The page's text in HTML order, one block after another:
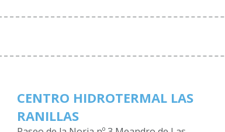
CENTRO HIDROTERMAL LAS
RANILLAS